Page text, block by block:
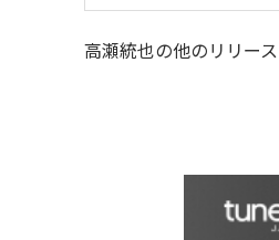
高瀬統也の他のリリース